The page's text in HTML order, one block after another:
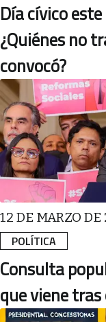
Día cívico
¿Quiénes no
convocó?
POLÍTICA
12 DE MARZO
Consulta
que viene